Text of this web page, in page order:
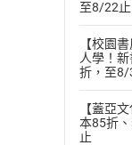
至8/22止
【校園
人學！
折，至8/
【蓋亞
本85折
止